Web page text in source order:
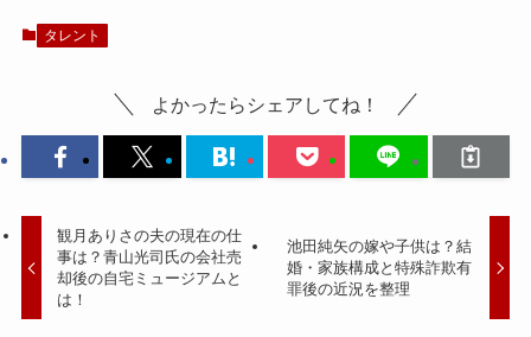
タレント
よかったらシェアしてね！
観月ありさの夫の現在の仕
事は？青山光司氏の会社売
却後の自宅ミュージアムと
は！
池田純矢の嫁や子供は？結
婚・家族構成と特殊詐欺有
罪後の近況を整理